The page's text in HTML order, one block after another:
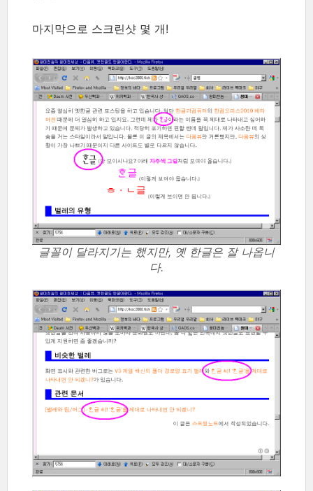
마지막으로 스크린샷 몇 개!
글꼴이 달라지기는 했지만, 옛 한글은 잘 나옵니
다.